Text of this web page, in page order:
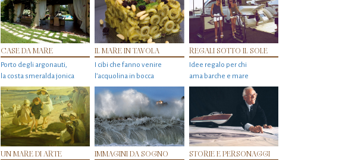
CASE DA MARE
Porto degli argonauti,
la costa smeralda jonica
IL MARE IN TAVOLA
I cibi che fanno venire
l’acquolina in bocca
REGALI SOTTO IL SOLE
Idee regalo per chi
ama barche e mare
UN MARE DI ARTE IMMAGINI DA SOGNO STORIE E PERSONAGGI